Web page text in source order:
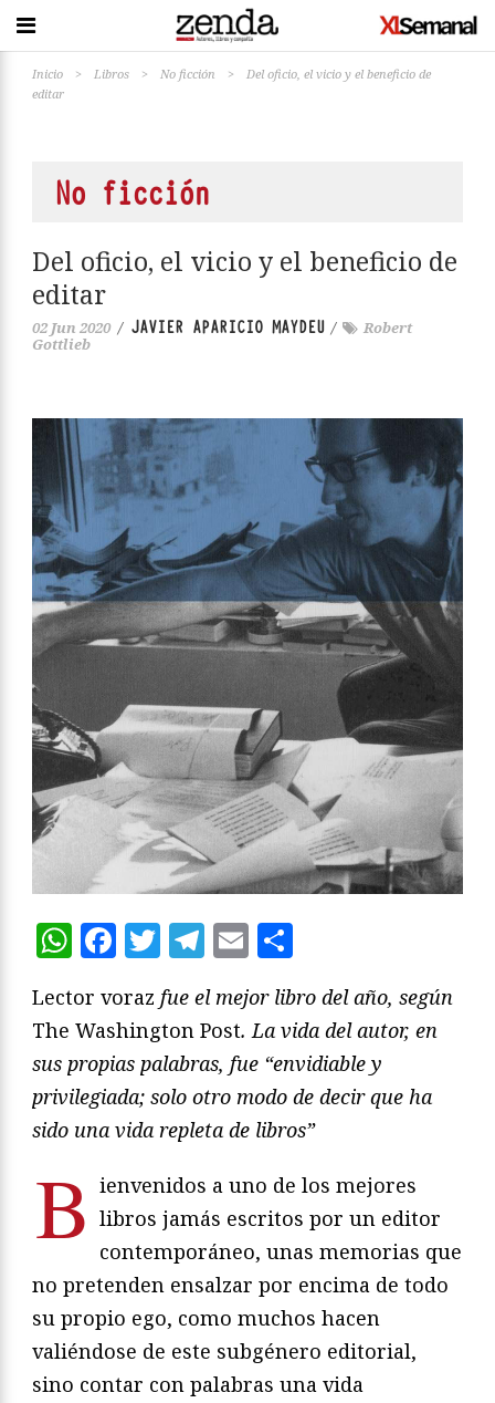
Inicio > Libros > No ficción >
Del oficio, el vicio y el beneficio de
editar
No ficción
Del oficio, el vicio y el beneficio de
editar
02 Jun 2020 / JAVIER APARICIO MAYDEU /
Robert
Gottlieb
WhatsApp
Facebook
Twitter
Telegram
Email
Lector voraz fue el mejor libro del año, según
The Washington Post. La vida del autor, en
sus propias palabras, fue “envidiable y
privilegiada; solo otro modo de decir que ha
sido una vida repleta de libros”
B ienvenidos a uno de los mejores
libros jamás escritos por un editor
contemporáneo, unas memorias que
no pretenden ensalzar por encima de todo
su propio ego, como muchos hacen
valiéndose de este subgénero editorial,
sino contar con palabras una vida